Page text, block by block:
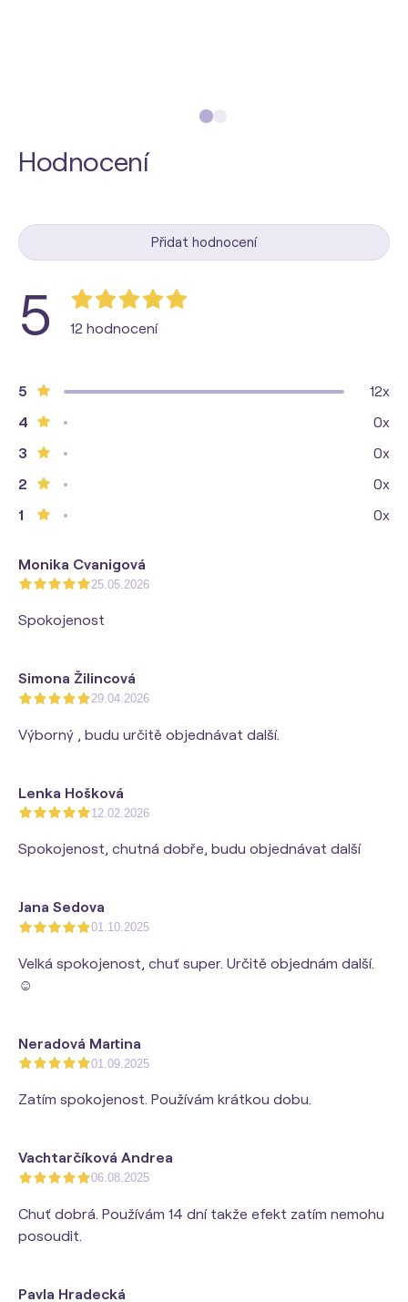
Hodnocení
Přidat hodnocení
5 12 hodnocení
5
12x
4
0x
3
0x
2
0x
1
0x
Monika Cvanigová
25.05.2026
Spokojenost
Simona Žilincová
29.04.2026
Výborný , budu určitě objednávat další.
Lenka Hošková
12.02.2026
Spokojenost, chutná dobře, budu objednávat další
Jana Sedova
01.10.2025
Velká spokojenost, chuť super. Určitě objednám další.
☺️
Neradová Martina
01.09.2025
Zatím spokojenost. Používám krátkou dobu.
Vachtarčíková Andrea
06.08.2025
Chuť dobrá. Používám 14 dní takže efekt zatím nemohu
posoudit.
Pavla Hradecká